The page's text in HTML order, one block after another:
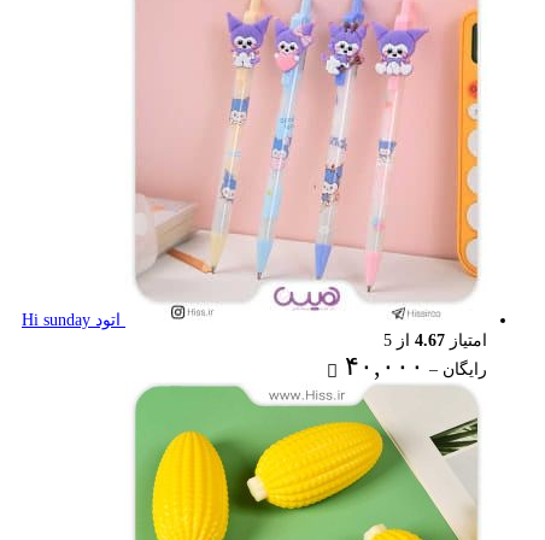
۲۲,۰۰۰ تومان
اتود Hi sunday
امتیاز 4.67 از 5
رایگان – ۴۰,۰۰۰
رایگان
۴۰,۰۰۰ تومان